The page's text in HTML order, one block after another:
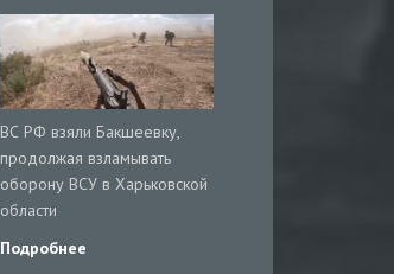
ВС РФ взяли Бакшеевку,
продолжая взламывать
оборону ВСУ в Харьковской
области
Подробнее